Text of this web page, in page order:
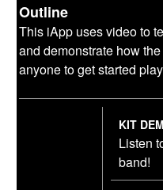
Outline
This iApp uses video to
and demonstrate how
anyone to get started
KIT
Listen
band!